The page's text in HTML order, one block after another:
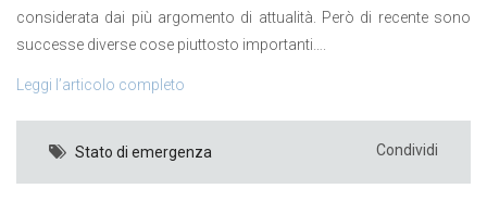
considerata dai più argomento di attualità. Però di recente sono
successe diverse cose piuttosto importanti….
Leggi l’articolo completo
Stato di emergenza Condividi